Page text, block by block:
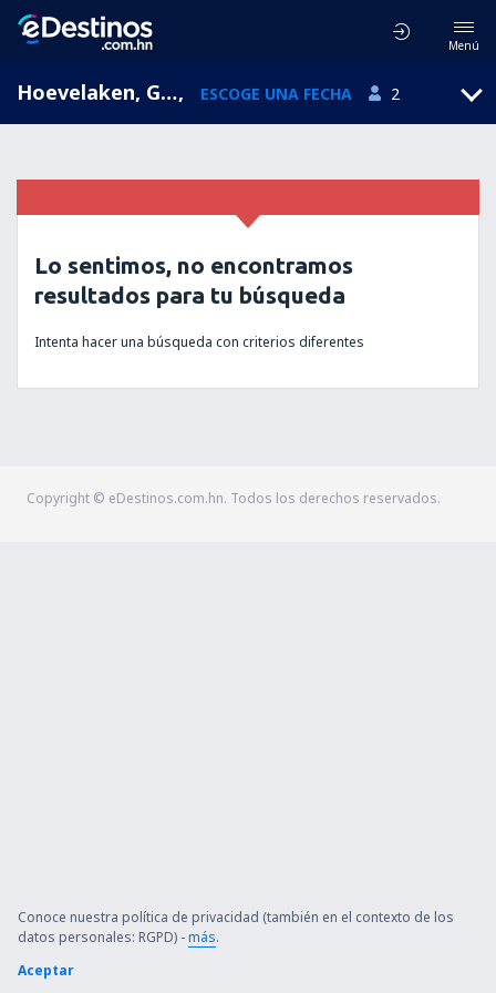
Menú
Hoevelaken, Gelderland, Holanda, ESCOGE UNA FECHA 2
Lo sentimos, no encontramos
resultados para tu búsqueda
Intenta hacer una búsqueda con criterios diferentes
Copyright © eDestinos.com.hn. Todos los derechos reservados.
Conoce nuestra política de privacidad (también en el contexto de los
datos personales: RGPD) -más.
Aceptar